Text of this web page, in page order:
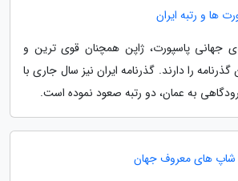
ها و رتبه ایران
جهانی پاسپورت، ژاپن همچنان قوی ترین و
را دارند. گذرنامه ایران نیز سال جاری با
به عمان، دو رتبه صعود نموده است.
شاپ های معروف جهان